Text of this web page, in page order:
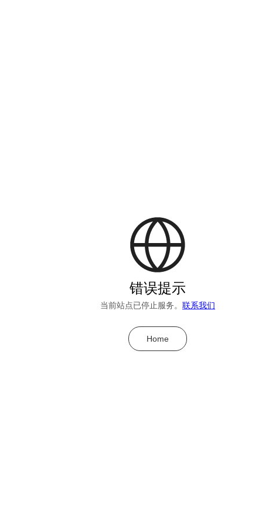
错误提示
当前站点已停止服务。 联系我们
Home